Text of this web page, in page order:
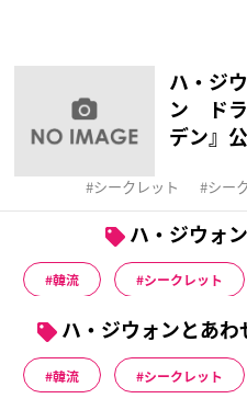
ハ・ジ
ン ドラ
デン』
シークレット シー
ハ・ジウォ
韓流 シークレット
ハ・ジウォンとあわ
韓流 シークレット